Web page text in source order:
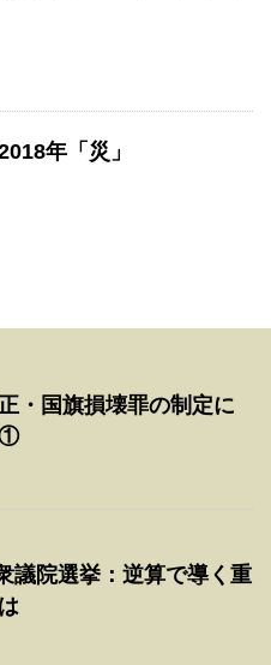
年「災」
・国旗損壊罪の制定に
①
議院選挙：逆算で導く重